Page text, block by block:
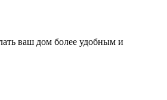
ваш дом более удобным и